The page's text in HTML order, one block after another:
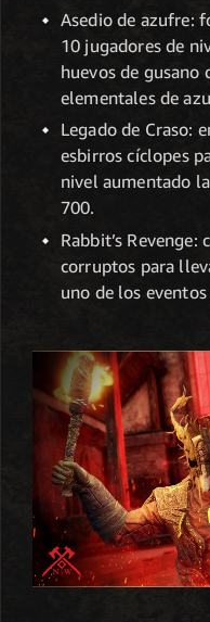
Asedio de azufre:
10 jugadores de
huevos de gusano
elementales de
Legado de Craso:
esbirros cíclopes
nivel aumentado
700.
Rabbit’s
corruptos para
uno de los